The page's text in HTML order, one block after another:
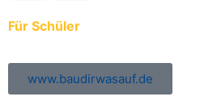
Für Schüler
www.baudirwasauf.de